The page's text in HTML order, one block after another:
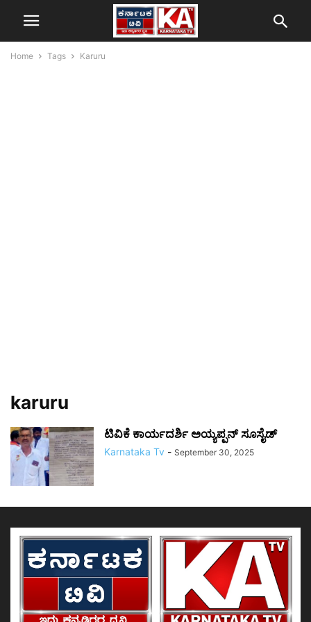
Home Tags Karuru
karuru
ಟಿವಿಕೆ ಕಾರ್ಯದರ್ಶಿ ಅಯ್ಯಪ್ಪನ್‌‌ ಸೂಸೈಡ್
Karnataka Tv - September 30, 2025